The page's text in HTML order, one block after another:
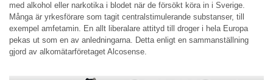
med alkohol eller narkotika i blodet när de försökt köra in i Sverige.
Många är yrkesförare som tagit centralstimulerande substanser, till
exempel amfetamin. En allt liberalare attityd till droger i hela Europa
pekas ut som en av anledningarna. Detta enligt en sammanställning
gjord av alkomätarföretaget Alcosense.